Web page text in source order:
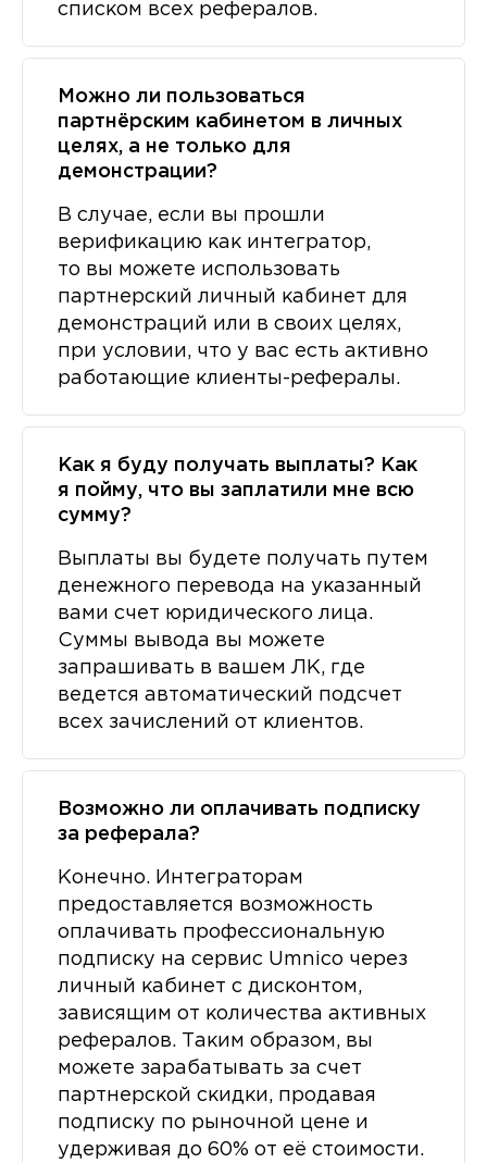
списком всех рефералов.
Можно ли пользоваться
партнёрским кабинетом в личных
целях, а не только для
демонстрации?
В случае, если вы прошли
верификацию как интегратор,
то вы можете использовать
партнерский личный кабинет для
демонстраций или в своих целях,
при условии, что у вас есть активно
работающие клиенты-рефералы.
Как я буду получать выплаты? Как
я пойму, что вы заплатили мне всю
сумму?
Выплаты вы будете получать путем
денежного перевода на указанный
вами счет юридического лица.
Суммы вывода вы можете
запрашивать в вашем ЛК, где
ведется автоматический подсчет
всех зачислений от клиентов.
Возможно ли оплачивать подписку
за реферала?
Конечно. Интеграторам
предоставляется возможность
оплачивать профессиональную
подписку на сервис Umnico через
личный кабинет с дисконтом,
зависящим от количества активных
рефералов. Таким образом, вы
можете зарабатывать за счет
партнерской скидки, продавая
подписку по рыночной цене и
удерживая до 60% от её стоимости.